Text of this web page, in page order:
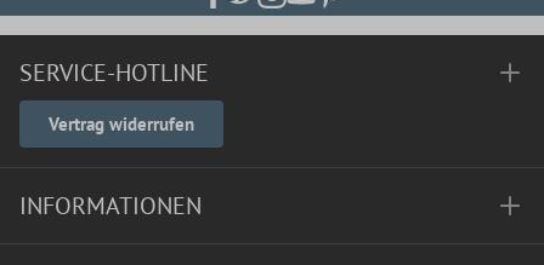
SERVICE-HOTLINE
Vertrag widerrufen
INFORMATIONEN